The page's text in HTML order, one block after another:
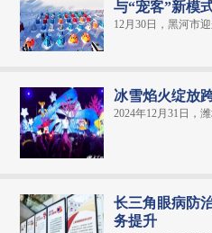
与“宠客”新模
12月30日，黑河市
冰雪焰火绽放
2024年12月31日，
长三角眼病防
务提升